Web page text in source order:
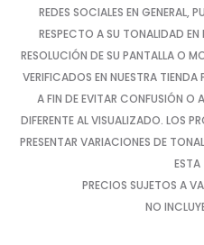
REDES SOCIALES EN GENERAL,
RESPECTO A SU TONALIDAD
RESOLUCIÓN DE SU PANTALLA O
VERIFICADOS EN NUESTRA TIENDA
A FIN DE EVITAR CONFUSIÓN O
DIFERENTE AL VISUALIZADO. LOS
PRESENTAR VARIACIONES DE
ESTA
PRECIOS SUJETOS A
NO